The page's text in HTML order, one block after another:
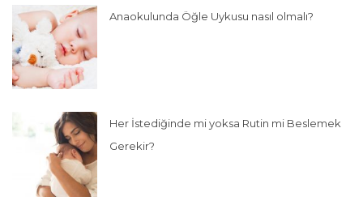
Anaokulunda Öğle Uykusu nasıl olmalı?
Her İstediğinde mi yoksa Rutin mi Beslemek
Gerekir?